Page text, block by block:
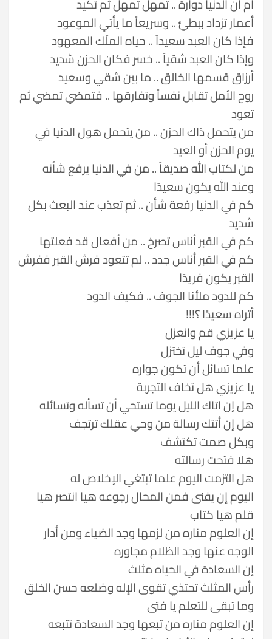
أعمار تزداد ببطئٍ .. وسريعاً ما يأتي الموعود
فإذا كان العبد سعيداً .. حياه المَلَك المعهود
وإذا كان العبد شقياً .. خسر فكان الحزن شديد
أرزاق قسمها الخالق .. ما بين شقي وسعيد
روح الأمل تقابل نفساً وتفارقها .. فتمضي تمضي ثم
تعود
من يتحمل ذاك الحزن .. من يتحمل هول الدنيا في
يوم الحزن أو العيد
من لكتاب الله صديقاً .. من في الدنيا يرفع شأنه
وعند الله يكون سعيدًا
كم في الدنيا رفعة شأنٍ .. ثم تعذب عند البعث بكل
شديد
كم في القبر أناس تصرخ .. من أفعال قد فعلتها
كم في القبر أناس جدد .. لم تتعود فرش القبر ففرش
القبر يكون فريدًا
كم للدود ملأنا الجوف .. فكيف الدود
أتراه سعيدًا ؟!!!
يا عزيزي قم وانعزل
وفي جوف ليل تختزل
علما تسائل أن تكون جواره
يا عزيزي هل تخاف التجربة
هل إن اتاك الليل يوما تستحي أن تسأله وتسائله
هل إن أتتك رسالة من وحي عقلك ترتجف
وبكل صمت تكتشف
هلا فتحت رسالته
هل التزمت اليوم علما تبتغي الإخلاص له
اليوم إن يفنى فمن المحال رجوعه هيا انتصر هيا
قلم هيا كتاب
إن العلوم مناره من لزمها وجد الضياء ومن أدار
الوجه عنها وجد الظلام مجاوره
إن السعادة في الحياه مثلث
رأس المثلث تحتذي تقوى الإله وضلعه حسن الخلق
وما تبقى للتعلم يا فتى
إن العلوم مناره من تبعها وجد السعادة تتبعه